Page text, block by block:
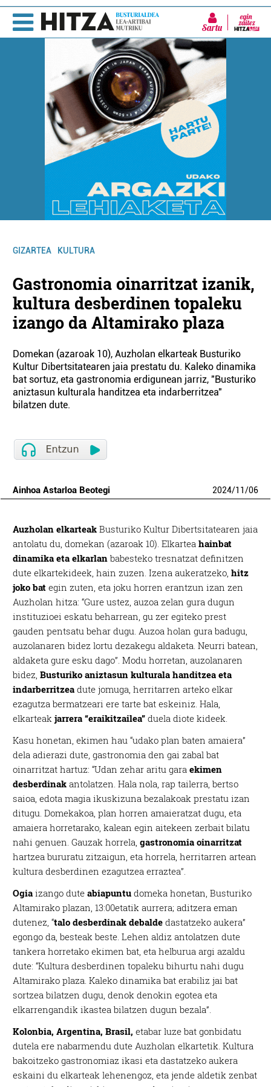
Sartu
GIZARTEA KULTURA
Gastronomia oinarritzat izanik,
kultura desberdinen topaleku
izango da Altamirako plaza
Domekan (azaroak 10), Auzholan elkarteak Busturiko
Kultur Dibertsitatearen jaia prestatu du. Kaleko dinamika
bat sortuz, eta gastronomia erdigunean jarriz, "Busturiko
aniztasun kulturala handitzea eta indarberritzea"
bilatzen dute.
Ainhoa Astarloa Beotegi 2024/11/06
Auzholan elkarteak Busturiko Kultur Dibertsitatearen jaia
antolatu du, domekan (azaroak 10). Elkarteahainbat
dinamika eta elkarlan babesteko tresnatzat definitzen
dute elkartekideek, hain zuzen. Izena aukeratzeko,hitz
joko bat egin zuten, eta joku horren erantzun izan zen
Auzholan hitza: “Gure ustez, auzoa zelan gura dugun
instituzioei eskatu beharrean, gu zer egiteko prest
gauden pentsatu behar dugu. Auzoa holan gura badugu,
auzolanaren bidez lortu dezakegu aldaketa. Neurri batean,
aldaketa gure esku dago”. Modu horretan, auzolanaren
bidez,Busturiko aniztasun kulturala handitzea eta
indarberritzeadute jomuga, herritarren arteko elkar
ezagutza bermatzeari ere tarte bat eskeiniz. Hala,
elkarteakjarrera “eraikitzailea” duela diote kideek.
Kasu honetan, ekimen hau “udako plan baten amaiera”
dela adierazi dute, gastronomia den gai zabal bat
oinarritzat hartuz: “Udan zehar aritu garaekimen
desberdinak antolatzen. Hala nola, rap tailerra, bertso
saioa, edota magia ikuskizuna bezalakoak prestatu izan
ditugu. Domekakoa, plan horren amaieratzat dugu, eta
amaiera horretarako, kalean egin aitekeen zerbait bilatu
nahi genuen. Gauzak horrela,gastronomia oinarritzat
hartzea bururatu zitzaigun, eta horrela, herritarren artean
kultura desberdinen ezagutzea erraztea”.
Ogia izango duteabiapuntu domeka honetan, Busturiko
Altamirako plazan, 13:00etatik aurrera; aditzera eman
dutenez, “talo desberdinak debalde dastatzeko aukera”
egongo da, besteak beste. Lehen aldiz antolatzen dute
tankera horretako ekimen bat, eta helburua argi azaldu
dute: “Kultura desberdinen topaleku bihurtu nahi dugu
Altamirako plaza. Kaleko dinamika bat erabiliz jai bat
sortzea bilatzen dugu, denok denokin egotea eta
elkarrengandik ikastea bilatzen dugun bezala”.
Kolonbia, Argentina, Brasil, etabar luze bat gonbidatu
dutela ere nabarmendu dute Auzholan elkartetik. Kultura
bakoitzeko gastronomiaz ikasi eta dastatzeko aukera
eskaini du elkarteak lehenengoz, eta jende aldetik zenbat